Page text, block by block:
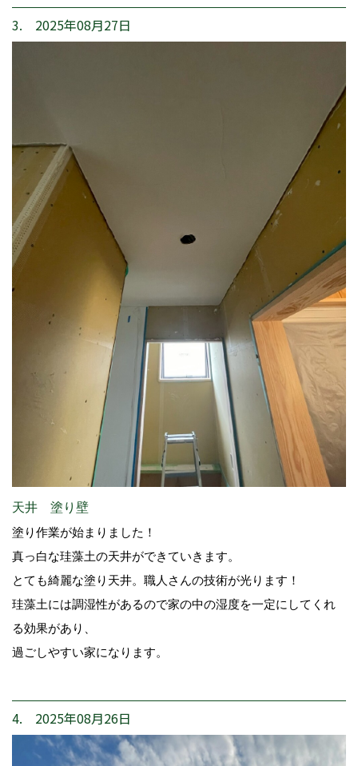
3. 2025年08月27日
天井 塗り壁
塗り作業が始まりました！
真っ白な珪藻土の天井ができていきます。
とても綺麗な塗り天井。職人さんの技術が光ります！
珪藻土には調湿性があるので家の中の湿度を一定にしてくれ
る効果があり、
過ごしやすい家になります。
4. 2025年08月26日